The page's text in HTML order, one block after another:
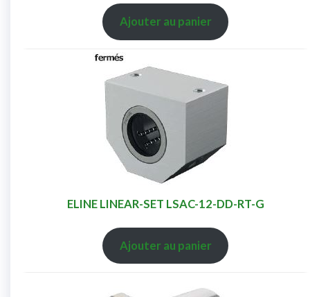
Ajouter au panier
ELINE LINEAR-SET LSAC-12-DD-RT-G
Ajouter au panier